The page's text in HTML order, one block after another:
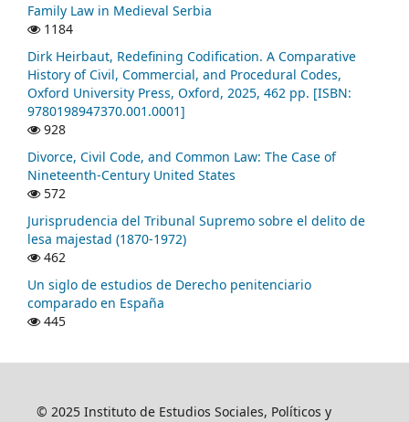
Family Law in Medieval Serbia
1184
Dirk Heirbaut, Redefining Codification. A Comparative
History of Civil, Commercial, and Procedural Codes,
Oxford University Press, Oxford, 2025, 462 pp. [ISBN:
9780198947370.001.0001]
928
Divorce, Civil Code, and Common Law: The Case of
Nineteenth-Century United States
572
Jurisprudencia del Tribunal Supremo sobre el delito de
lesa majestad (1870-1972)
462
Un siglo de estudios de Derecho penitenciario
comparado en España
445
© 2025 Instituto de Estudios Sociales, Políticos y